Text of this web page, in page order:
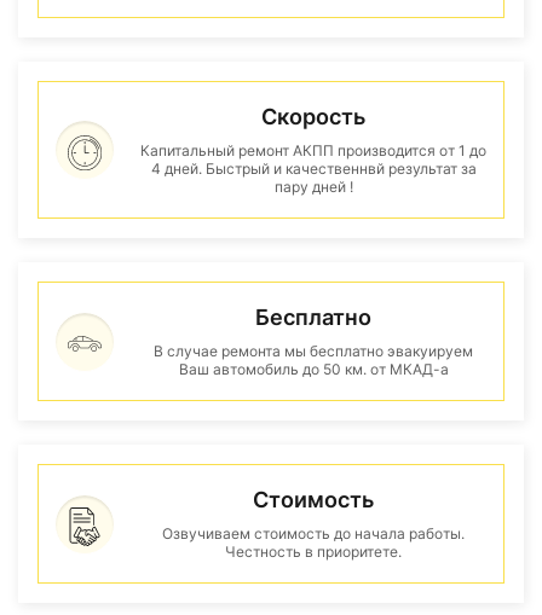
Скорость
Капитальный ремонт АКПП производится от 1 до
4 дней. Быстрый и качественнвй результат за
пару дней !
Бесплатно
В случае ремонта мы бесплатно эвакуируем
Ваш автомобиль до 50 км. от МКАД-а
Стоимость
Озвучиваем стоимость до начала работы.
Честность в приоритете.